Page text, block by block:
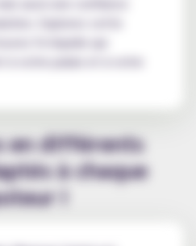
Explorez cette
l'e-liquide qui
en différents
à chaque
!